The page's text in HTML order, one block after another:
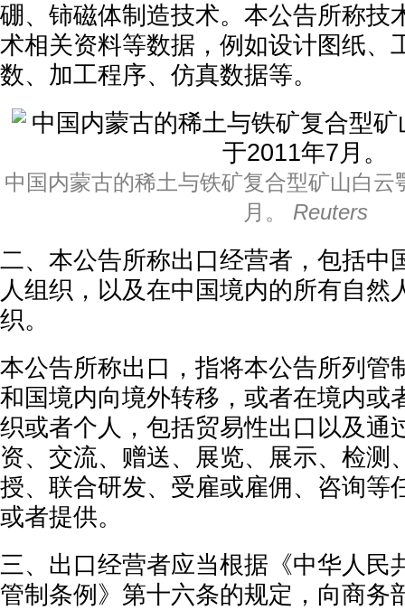
硼、铈磁体制造技术。本公告所称技
术相关资料等数据，例如设计图纸、
数、加工程序、仿真数据等。
中国内蒙古的稀土与铁矿复合型矿山白云
月。 Reuters
二、本公告所称出口经营者，包括中
人组织，以及在中国境内的所有自然
织。
本公告所称出口，指将本公告所列管
和国境内向境外转移，或者在境内或
织或者个人，包括贸易性出口以及通
资、交流、赠送、展览、展示、检测
授、联合研发、受雇或雇佣、咨询等
或者提供。
三、出口经营者应当根据《中华人民
管制条例》第十六条的规定，向商务